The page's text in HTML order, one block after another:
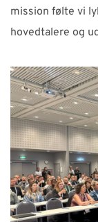
mission følte vi
hovedtalere og